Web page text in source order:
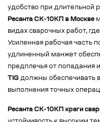
удобство при длительной
Ресанта СК-10КП в Москве
видах сварочных работ,
Усиленная рабочая часть
удлиненный манжет
предплечья от попадания
TIG должны обеспечивать
выполнения точных
Ресанта СК-10КП краги